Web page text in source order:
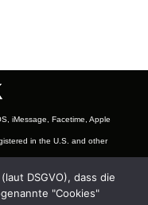
iMessage, Facetime, Apple
in the U.S. and other
of Apple Inc., registered in
DSGVO), dass die
"Cookies"